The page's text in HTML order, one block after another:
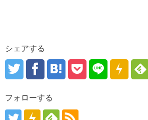
シェアする
フォローする